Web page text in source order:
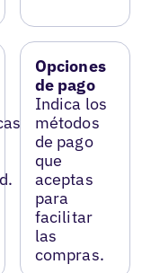
Opciones
de pago
Indica los
métodos
de pago
que
aceptas
para
facilitar
las
compras.